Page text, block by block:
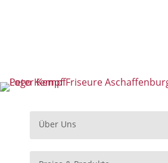
Über Uns